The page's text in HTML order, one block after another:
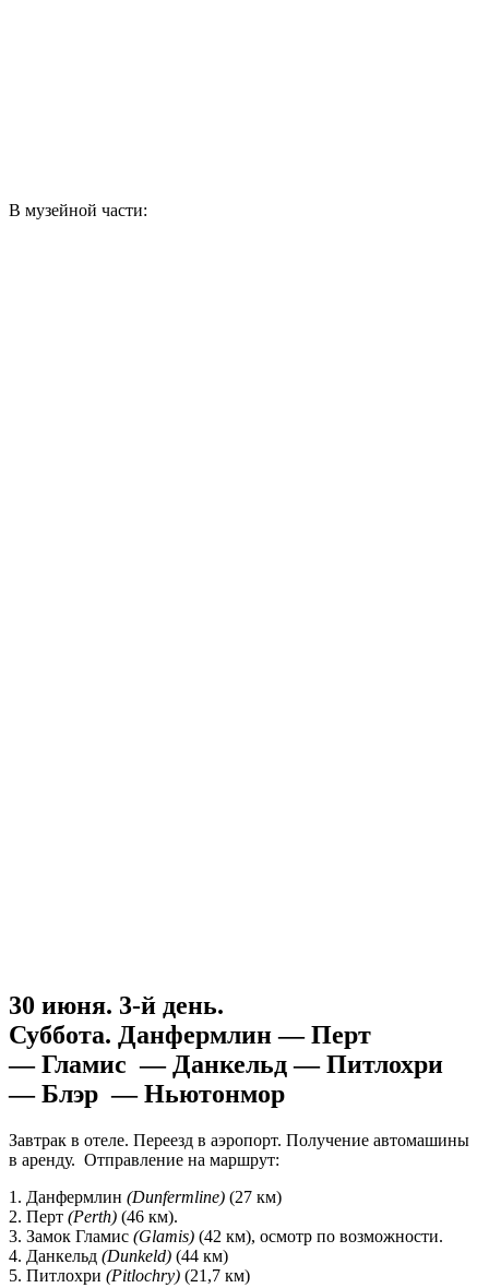
В музейной части:
30 июня. 3-й день.
Суббота. Данфермлин — Перт
— Гламис — Данкельд — Питлохри
— Блэр — Ньютонмор
Завтрак в отеле. Переезд в аэропорт. Получение автомашины
в аренду. Отправление на маршрут:
1. Данфермлин (Dunfermline) (27 км)
2. Перт (Perth) (46 км).
3. Замок Гламис (Glamis) (42 км), осмотр по возможности.
4. Данкельд (Dunkeld) (44 км)
5. Питлохри (Pitlochry) (21,7 км)